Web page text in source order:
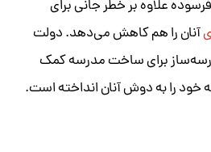
علاوه بر خطر جانی برای
آنان را هم کاهش می‌دهد. دولت
برای ساخت مدرسه کمک
خود را به دوش آنان انداخته است.